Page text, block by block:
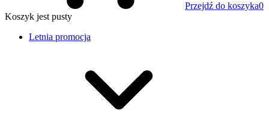
Przejdź do koszyka0
Koszyk jest pusty
Letnia promocja